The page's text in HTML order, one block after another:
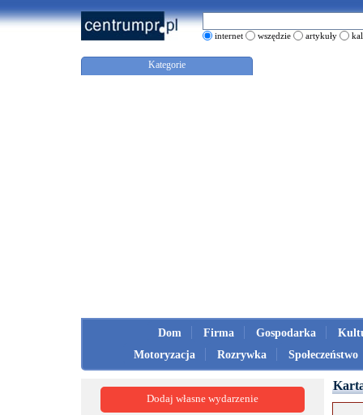
internet wszędzie artykuły
Kategorie
Dom Firma Gospodarka
Motoryzacja
Rozrywka Społeczeństwo
Dodaj własne wydarzenie